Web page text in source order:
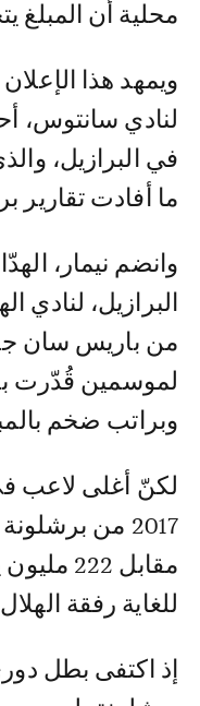
محلية أن المبلغ يتجاوز 65
ويمهد هذا
لنادي سانتوس،
في البرازيل،
ما أفادت تقارير
وانضم نيمار،
من باريس سان
وبراتب ضخم
لكنّ أغلى لاعب
2017 من
مقابل
للغاية رفقة
إذ اكتفى بطل